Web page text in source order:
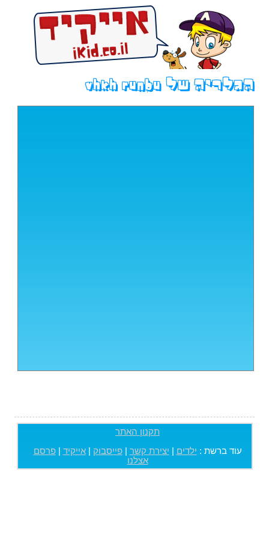
הגלריה של vhkh runbu
תקנון האתר
עוד ברשת : ילדים יצירת קשר |פייסבוק |אייקיד |פרסם
אצלנו